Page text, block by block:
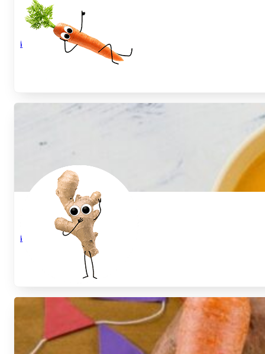
Karotten Apfel Salat...
Karotten Kartoffel Suppe